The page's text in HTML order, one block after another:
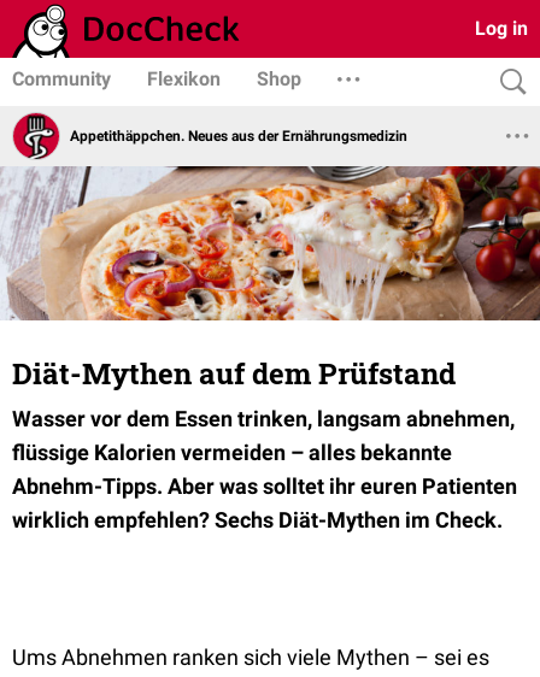
Log in
Community Flexikon Shop
Appetithäppchen. Neues aus der Ernährungsmedizin
Diät-Mythen auf dem Prüfstand
Wasser vor dem Essen trinken, langsam abnehmen,
flüssige Kalorien vermeiden – alles bekannte
Abnehm-Tipps. Aber was solltet ihr euren Patienten
wirklich empfehlen? Sechs Diät-Mythen im Check.
Ums Abnehmen ranken sich viele Mythen – sei es